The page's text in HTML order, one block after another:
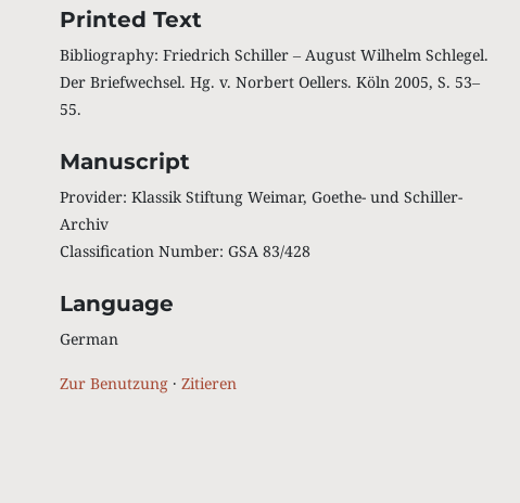
Printed Text
Bibliography: Friedrich Schiller ‒ August Wilhelm Schlegel.
Der Briefwechsel. Hg. v. Norbert Oellers. Köln 2005, S. 53‒
55.
Manuscript
Provider: Klassik Stiftung Weimar, Goethe- und Schiller-
Archiv
Classification Number: GSA 83/428
Language
German
Zur Benutzung· Zitieren